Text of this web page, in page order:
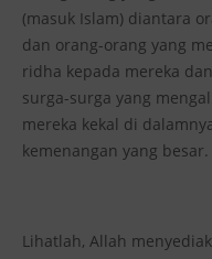
(masuk Islam) diantara
dan orang-orang yang
ridha kepada mereka
surga-surga yang
mereka kekal di
kemenangan yang
Lihatlah, Allah